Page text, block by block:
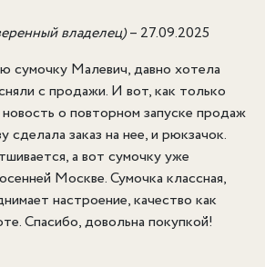
владелец)– 27.09.2025
сумочку Малевич, давно хотела
с продажи. И вот, как только
о повторном запуске продаж
сделала заказ на нее, и рюкзачок.
а вот сумочку уже
Москве. Сумочка классная,
настроение, качество как
Спасибо, довольна покупкой!